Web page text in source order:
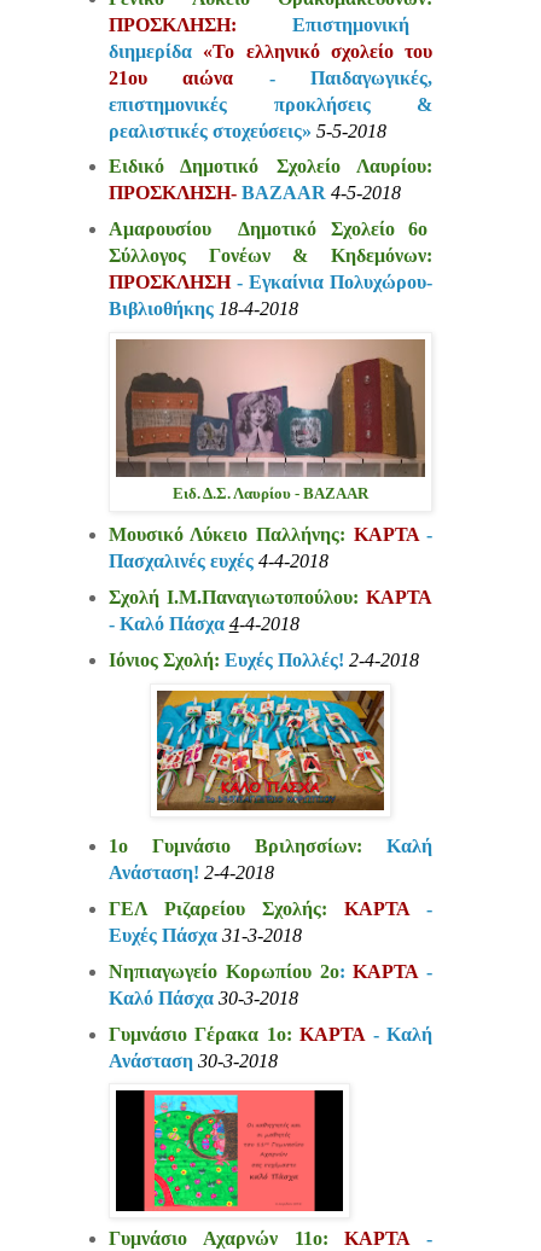
ΠΡΟΣΚΛΗΣΗ:
Επιστημονική
διημερίδα «Το ελληνικό σχολείο του
21ου αιώνα - Παιδαγωγικές,
επιστημονικές προκλήσεις &
ρεαλιστικές στοχεύσεις» 5-5-2018
Ειδικό Δημοτικό Σχολείο Λαυρίου:
ΠΡΟΣΚΛΗΣΗ-ΒΑΖΑΑR 4-5-2018
Αμαρουσίου
Δημοτικό Σχολείο6o
Σύλλογος Γονέων & Κηδεμόνων:
ΠΡΟΣΚΛΗΣΗ- Εγκαίνια Πολυχώρου-
Βιβλιοθήκης 18-4-2018
Ειδ. Δ.Σ. Λαυρίου - BAZAAR
Μουσικό Λύκειο Παλλήνης: ΚΑΡΤΑ-
Πασχαλινές ευχές 4-4-2018
Σχολή Ι.Μ.Παναγιωτοπούλου: ΚΑΡΤΑ
- Καλό Πάσχα 4-4-2018
Ιόνιος Σχολή: Ευχές Πολλές! 2-4-2018
1ο Γυμνάσιο Βριλησσίων:
Καλή
Ανάσταση! 2-4-2018
ΓΕΛ Ριζαρείου Σχολής: ΚΑΡΤΑ -
Ευχές Πάσχα 31-3-2018
Νηπιαγωγείο Κορωπίου 2ο: ΚΑΡΤΑ-
Καλό Πάσχα 30-3-2018
Γυμνάσιο Γέρακα 1ο: ΚΑΡΤΑ - Καλή
Ανάσταση 30-3-2018
Γυμνάσιο Αχαρνών 11ο: ΚΑΡΤΑ-